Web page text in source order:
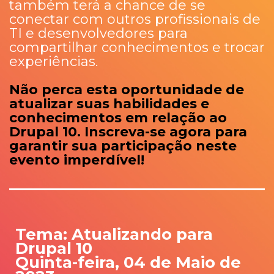
também terá a chance de se
conectar com outros profissionais de
TI e desenvolvedores para
compartilhar conhecimentos e trocar
experiências.
Não perca esta oportunidade de
atualizar suas habilidades e
conhecimentos em relação ao
Drupal 10. Inscreva-se agora para
garantir sua participação neste
evento imperdível!
Tema: Atualizando para
Drupal 10
Quinta-feira, 04 de Maio de